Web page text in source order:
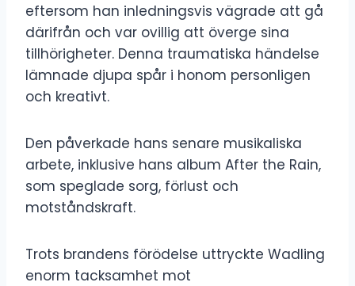
eftersom han inledningsvis vägrade att gå
därifrån och var ovillig att överge sina
tillhörigheter. Denna traumatiska händelse
lämnade djupa spår i honom personligen
och kreativt.
Den påverkade hans senare musikaliska
arbete, inklusive hans album After the Rain,
som speglade sorg, förlust och
motståndskraft.
Trots brandens förödelse uttryckte Wadling
enorm tacksamhet mot